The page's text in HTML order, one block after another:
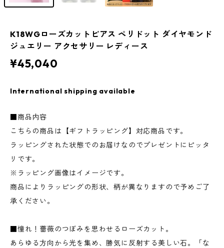
K18WGローズカットピアス ペリドット ダイヤモンド
ジュエリー アクセサリー レディース
¥45,040
International shipping available
■商品内容
こちらの商品は【ギフトラッピング】対応商品です。
ラッピングされた状態でのお届けなのでプレゼントにピッタ
リです。
※ラッピング画像はイメージです。
商品によりラッピングの形状、柄が異なりますので予めご了
承ください。
■憧れ！薔薇のつぼみを思わせるローズカット。
あらゆる方向から光を集め、勝気に反射する美しい石。「な